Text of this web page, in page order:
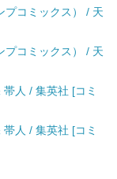
プコミックス） / 天
プコミックス） / 天
人 / 集英社 [コミ
人 / 集英社 [コミ